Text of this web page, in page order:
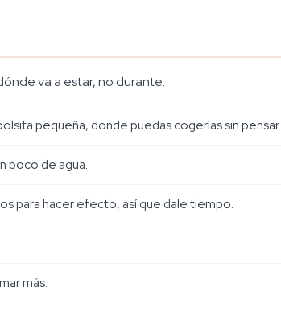
va a estar, no durante.
pequeña, donde puedas cogerlas sin pensar.
poco de agua.
para hacer efecto, así que dale tiempo.
más.